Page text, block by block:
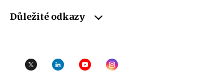
Důležité odkazy